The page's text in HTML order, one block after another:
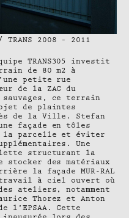
2008 – 2011
TRANS305 investit
de 80 m2 à
petite rue
de la ZAC du
sauvages, ce terrain
de plaintes
de la Ville. Stefan
façade en tôles
la parcelle et éviter
Une
structurant la
stocker des matériaux
la façade MUR-RAL
travail à ciel ouvert où
ateliers, notamment
Thorez et Anton
l’EPSAA. Cette